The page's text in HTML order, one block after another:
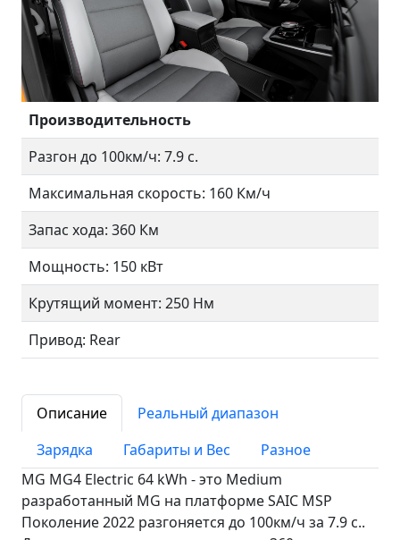
Предыдущий
Производительность
Разгон до 100км/ч: 7.9 с.
Максимальная скорость: 160 Км/ч
Запас хода: 360 Км
Мощность: 150 кВт
Крутящий момент: 250 Нм
Привод: Rear
Описание
Реальный диапазон
Зарядка
Габариты и Вес
Разное
MG MG4 Electric 64 kWh - это Medium
разработанный MG на платформе SAIC MSP
Поколение 2022 разгоняется до 100км/ч за 7.9 c..